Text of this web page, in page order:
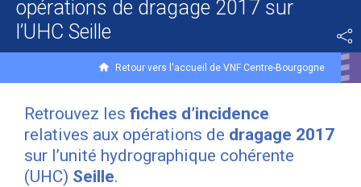
opérations de dragage 2017 sur
l’UHC Seille
Retour vers l'accueil de VNF Centre-Bourgogne
Retrouvez les fiches d’incidence
relatives aux opérations de dragage 2017
sur l’unité hydrographique cohérente
(UHC) Seille.